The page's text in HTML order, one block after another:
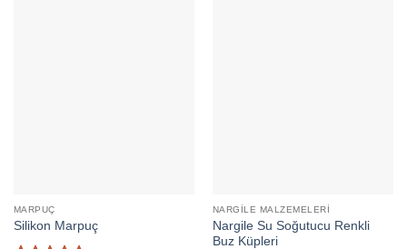
MARPUÇ
Silikon Marpuç
NARGILE MALZEMELERI
Nargile Su Soğutucu Renkli
Buz Küpleri